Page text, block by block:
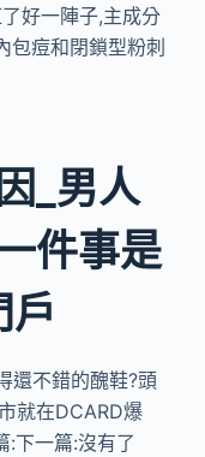
好一陣子,主成分
包痘和閉鎖型粉刺
_男人
件事是
戶
還不錯的醜鞋?頭
就在DCARD爆
:下一篇:沒有了